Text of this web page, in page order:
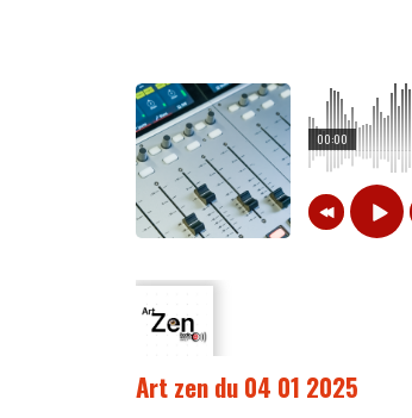
00:00
Art zen du 04 01 2025